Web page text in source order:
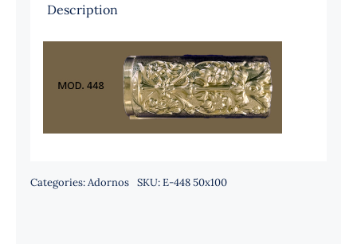
Description
Categories:Adornos SKU:E-448 50x100